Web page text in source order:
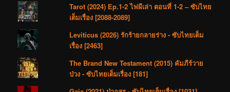
Tarot (2024) Ep.1-2 ไพ่ผีเล่า ตอนที่ 1-2 – ซับไทย
เต็มเรื่อง [2088-2089]
Leviticus (2026) รักร้ายกลายร่าง - ซับไทยเต็ม
เรื่อง [2463]
The Brand New Testament (2015) คัมภีร์วาย
ป่วง - ซับไทยเต็มเรื่อง [181]